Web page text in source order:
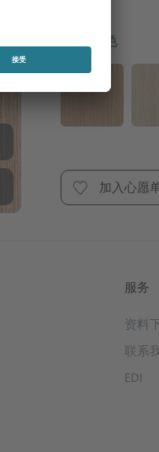
可选颜色
加入心愿
服务
资料
联系
EDI